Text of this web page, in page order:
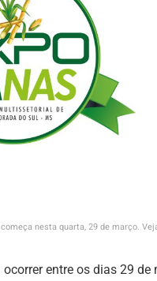
nesta quarta, 29 de março.
entre os dias 29 de